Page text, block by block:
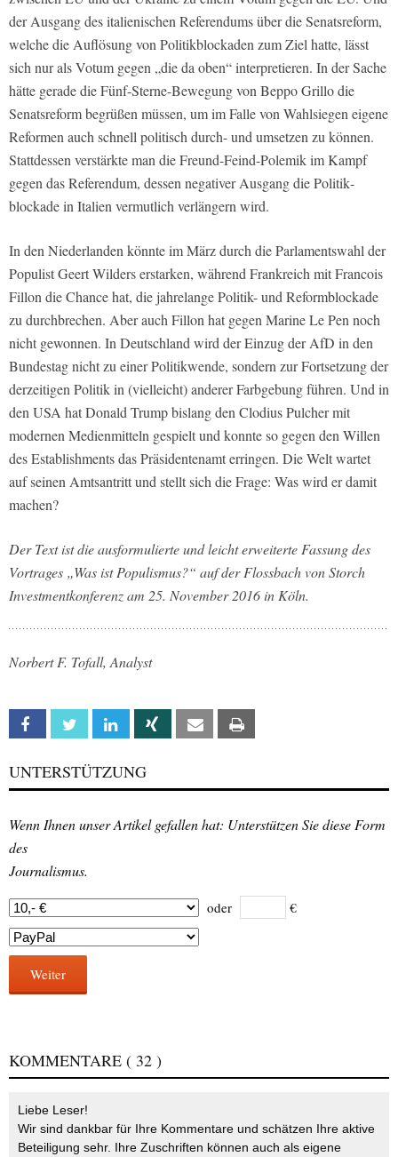
der Ausgang des italienischen Referendums über die Senatsreform,
welche die Auflösung von Politikblockaden zum Ziel hatte, lässt
sich nur als Votum gegen „die da oben“ inter­pretieren. In der Sache
hätte gerade die Fünf-Sterne-Bewegung von Beppo Grillo die
Senatsreform begrüßen müssen, um im Falle von Wahlsiegen eigene
Reformen auch schnell politisch durch- und umsetzen zu können.
Stattdessen verstärkte man die Freund-Feind-Polemik im Kampf
gegen das Referendum, dessen negativer Ausgang die Politik­
blockade in Italien vermutlich verlängern wird.
In den Niederlanden könnte im März durch die Parlamentswahl der
Populist Geert Wilders erstarken, während Frankreich mit Francois
Fillon die Chance hat, die jahrelange Politik- und Reformblo­ckade
zu durchbrechen. Aber auch Fillon hat gegen Marine Le Pen noch
nicht gewonnen. In Deutschland wird der Einzug der AfD in den
Bundestag nicht zu einer Politikwende, sondern zur Fortsetzung der
derzeitigen Politik in (vielleicht) anderer Farbgebung führen. Und in
den USA hat Donald Trump bislang den Clodius Pulcher mit
modernen Medienmitteln gespielt und konnte so gegen den Willen
des Establishments das Präsidentenamt erringen. Die Welt wartet
auf seinen Amtsantritt und stellt sich die Frage: Was wird er damit
machen?
Der Text ist die ausformulierte und leicht erweiterte Fassung des
Vortrages „Was ist Populismus?“ auf der Flossbach von Storch
Investmentkonferenz am 25. November 2016 in Köln.
Norbert F. Tofall, Analyst
Facebook Twitter Linkedin Xing Email
UNTERSTÜTZUNG
Wenn Ihnen unser Artikel gefallen hat: Unterstützen Sie diese Form
des
Journalismus.
oder €
Weiter
KOMMENTARE ( 32 )
Liebe Leser!
Wir sind dankbar für Ihre Kommentare und schätzen Ihre aktive
Beteiligung sehr. Ihre Zuschriften können auch als eigene